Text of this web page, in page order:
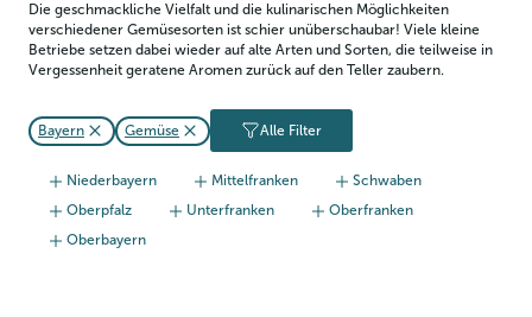
Die geschmackliche Vielfalt und die kulinarischen Möglichkeiten
verschiedener Gemüsesorten ist schier unüberschaubar! Viele kleine
Betriebe setzen dabei wieder auf alte Arten und Sorten, die teilweise in
Vergessenheit geratene Aromen zurück auf den Teller zaubern.
Bayern Gemüse Alle Filter
Niederbayern Mittelfranken
Schwaben
Oberpfalz
Unterfranken
Oberfranken
Oberbayern